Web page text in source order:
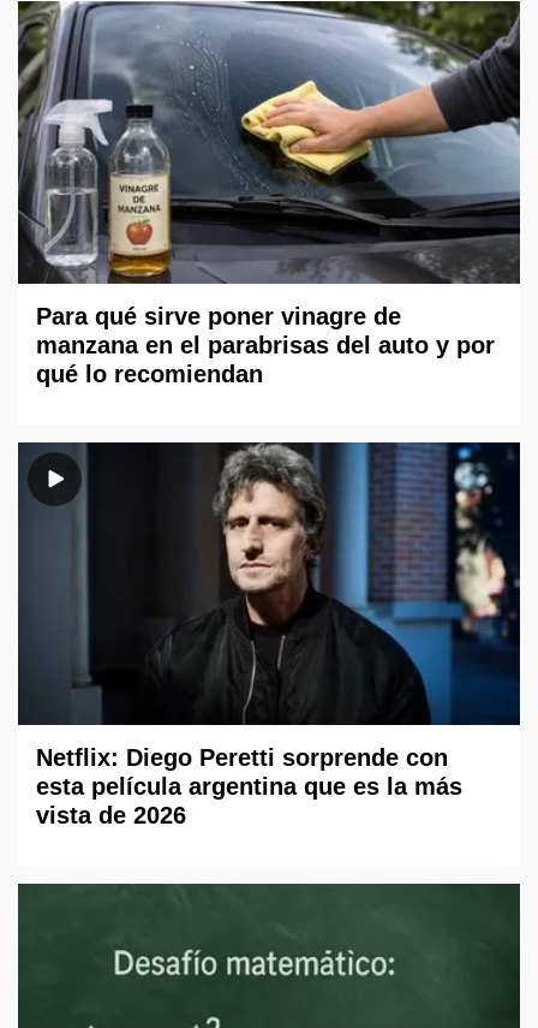
Para qué sirve poner vinagre de
manzana en el parabrisas del auto y por
qué lo recomiendan
Netflix: Diego Peretti sorprende con
esta película argentina que es la más
vista de 2026